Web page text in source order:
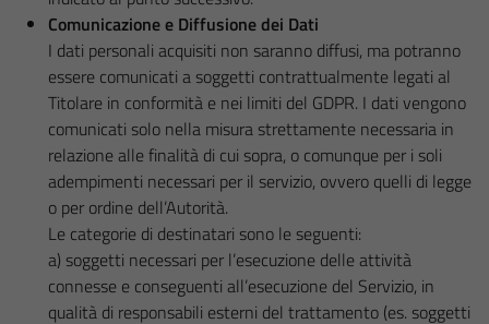
Comunicazione e Diffusione dei Dati
I dati personali acquisiti non saranno diffusi, ma potranno
essere comunicati a soggetti contrattualmente legati al
Titolare in conformità e nei limiti del GDPR. I dati vengono
comunicati solo nella misura strettamente necessaria in
relazione alle finalità di cui sopra, o comunque per i soli
adempimenti necessari per il servizio, ovvero quelli di legge
o per ordine dell’Autorità.
Le categorie di destinatari sono le seguenti:
a) soggetti necessari per l’esecuzione delle attività
connesse e conseguenti all’esecuzione del Servizio, in
qualità di responsabili esterni del trattamento (es. soggetti